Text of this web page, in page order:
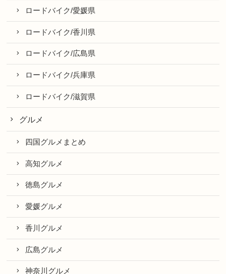
ロードバイク/愛媛県
ロードバイク/香川県
ロードバイク/広島県
ロードバイク/兵庫県
ロードバイク/滋賀県
グルメ
四国グルメまとめ
高知グルメ
徳島グルメ
愛媛グルメ
香川グルメ
広島グルメ
神奈川グルメ